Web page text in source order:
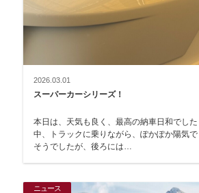
2026.03.01
スーパーカーシリーズ！
本日は、天気も良く、最高の納車日和でした！ 御納車に行く
中、トラックに乗りながら、ぽかぽか陽気で・・・ 眠
そうでしたが、後ろには…
ニュース